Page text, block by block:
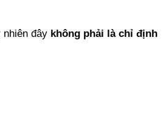
đây không phải là chỉ định